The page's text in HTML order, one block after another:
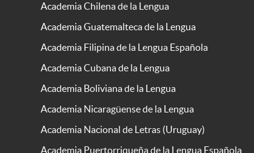
Academia Chilena de la Lengua
Academia Guatemalteca de la Lengua
Academia Filipina de la Lengua Española
Academia Cubana de la Lengua
Academia Boliviana de la Lengua
Academia Nicaragüense de la Lengua
Academia Nacional de Letras (Uruguay)
Academia Puertorriqueña de la Lengua Española